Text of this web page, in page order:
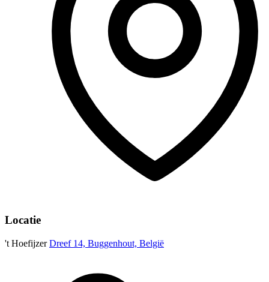
Locatie
't Hoefijzer Dreef 14, Buggenhout, België